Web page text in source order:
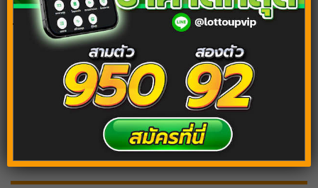
Tags:
ฝันว่ากลับต่างจังหวัด
ฝันว่ากลับบ้าน
ฝันว่าได้กลับต่างจังหวัด
ฝันว่าได้กลับบ้าน